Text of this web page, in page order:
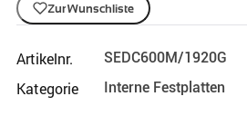
Zur Wunschliste
Artikelnr. SEDC600M/1920G
Kategorie Interne Festplatten